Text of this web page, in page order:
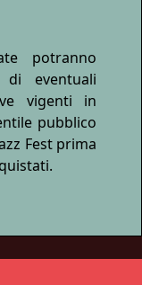
potranno
eventuali
vigenti in
pubblico
Fest prima